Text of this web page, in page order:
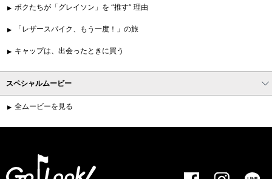
ボクたちが「グレイソン」を “推す” 理由
「レザースパイク、もう一度！」の旅
キャップは、出会ったときに買う
スペシャルムービー
全ムービーを見る